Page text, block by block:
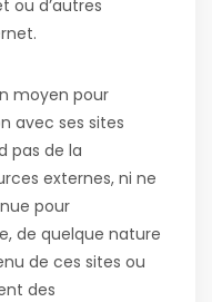
ou d’autres
moyen pour
avec ses sites
pas de la
externes, ni ne
pour
de quelque nature
de ces sites ou
des